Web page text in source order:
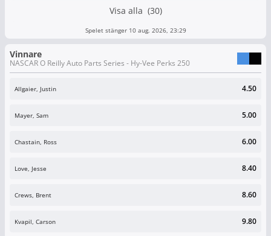
Visa alla (30)
Spelet stänger 10 aug. 2026, 23:29
Vinnare
NASCAR O Reilly Auto Parts Series - Hy-Vee Perks 250
Allgaier, Justin 4.50
Mayer, Sam 5.00
Chastain, Ross 6.00
Love, Jesse 8.40
Crews, Brent 8.60
Kvapil, Carson 9.80